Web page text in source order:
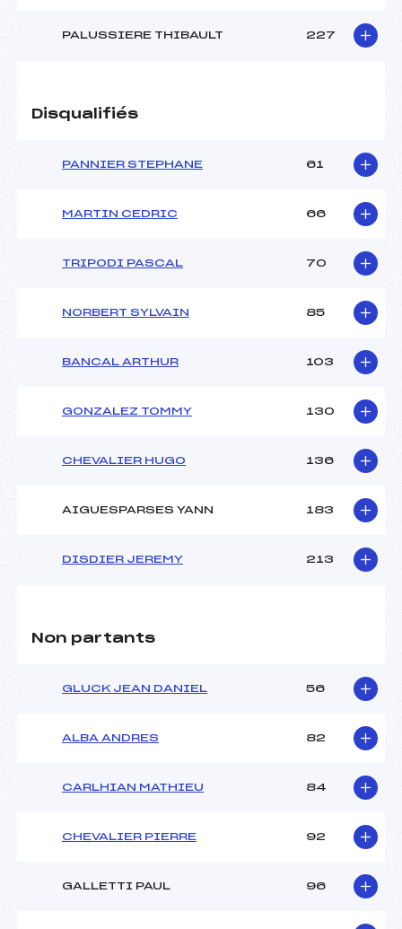
PALUSSIERE THIBAULT 227
Disqualifiés
PANNIER STEPHANE 61
MARTIN CEDRIC 66
TRIPODI PASCAL 70
NORBERT SYLVAIN 85
BANCAL ARTHUR 103
GONZALEZ TOMMY 130
CHEVALIER HUGO 136
AIGUESPARSES YANN 183
DISDIER JEREMY 213
Non partants
GLUCK JEAN DANIEL 56
ALBA ANDRES 82
CARLHIAN MATHIEU 84
CHEVALIER PIERRE 92
GALLETTI PAUL 96